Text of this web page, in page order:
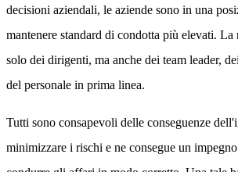
decisioni aziendali, le aziende sono in una
mantenere standard di condotta più elevati. La
solo dei dirigenti, ma anche dei team leader,
del personale in prima linea.
Tutti sono consapevoli delle conseguenze
minimizzare i rischi e ne consegue un